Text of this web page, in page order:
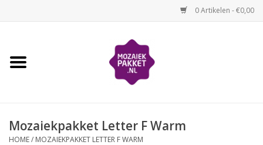
0 Artikelen - €0,00
Home
Volwassenen
Mozaiekpakket Letter F Warm
HOME/ MOZAIEKPAKKET LETTER F WARM